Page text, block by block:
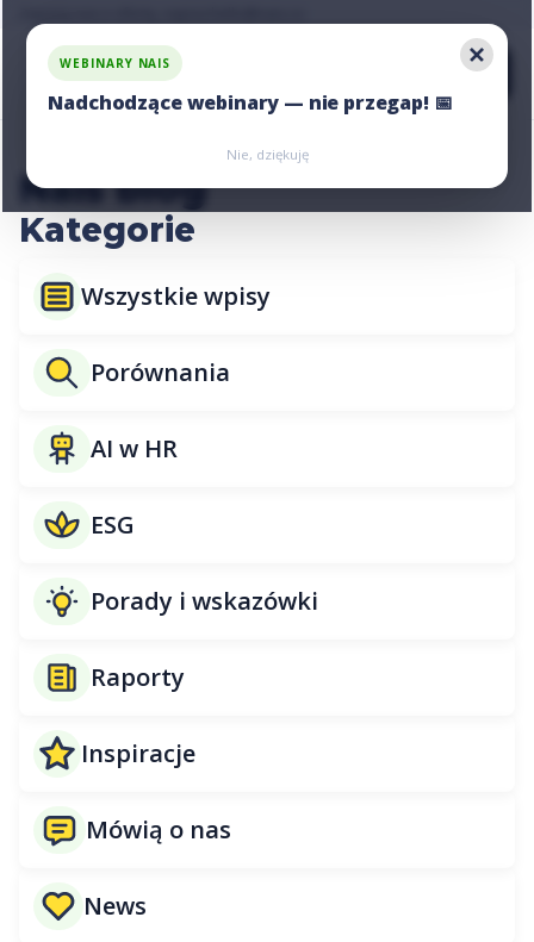
Nais blog
Kategorie
Wszystkie wpisy
Porównania
AI w HR
ESG
Porady i wskazówki
Raporty
Inspiracje
Mówią o nas
News
WEBINARY NAIS
Nadchodzące webinary — nie przegap! 📅
Zarejestruj się
Zarejestruj się
Nie, dziękuję